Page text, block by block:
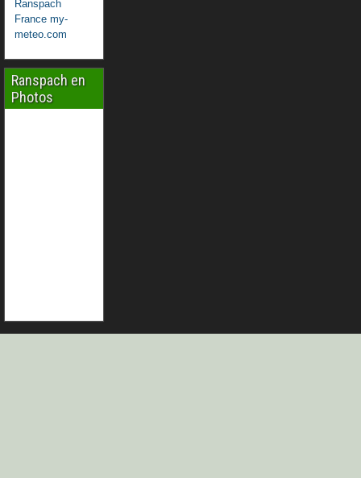
Ranspach
France my-
meteo.com
Ranspach en
Photos